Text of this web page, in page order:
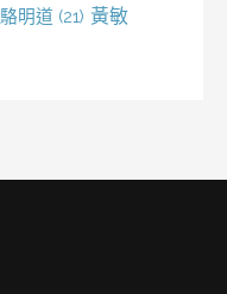
駱明道 (21) 黃敏